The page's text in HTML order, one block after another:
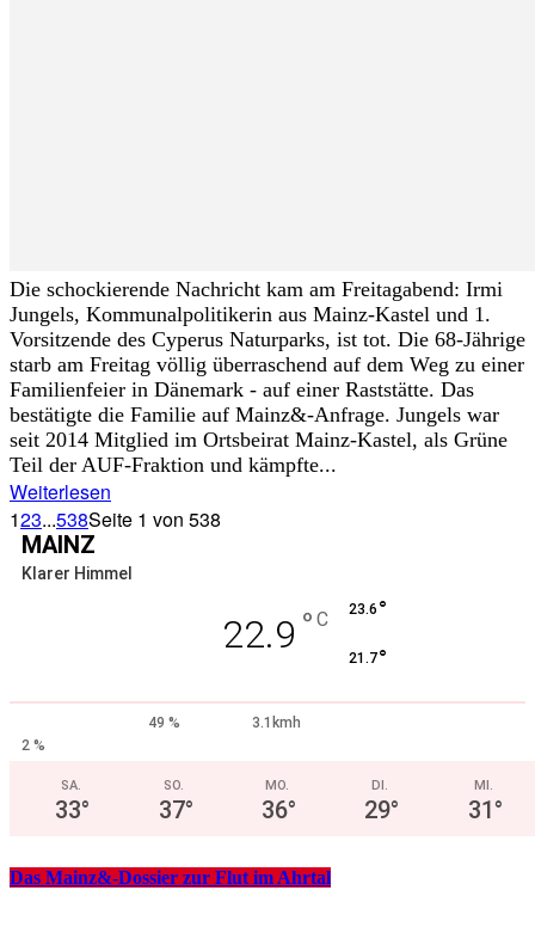
Die schockierende Nachricht kam am Freitagabend: Irmi
Jungels, Kommunalpolitikerin aus Mainz-Kastel und 1.
Vorsitzende des Cyperus Naturparks, ist tot. Die 68-Jährige
starb am Freitag völlig überraschend auf dem Weg zu einer
Familienfeier in Dänemark - auf einer Raststätte. Das
bestätigte die Familie auf Mainz&-Anfrage. Jungels war
seit 2014 Mitglied im Ortsbeirat Mainz-Kastel, als Grüne
Teil der AUF-Fraktion und kämpfte...
Weiterlesen
123...538Seite 1 von 538
MAINZ
Klarer Himmel
22.9 ° C 23.6 °
21.7°
49 %
3.1kmh
2 %
SA.
33°
SO.
37°
MO.
36°
DI.
29°
MI.
31°
Das Mainz&-Dossier zur Flut im Ahrtal